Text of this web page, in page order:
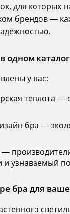
для которых
брендов —
одном
у нас:
теплота —
бра —
и узнаваемый
бра для